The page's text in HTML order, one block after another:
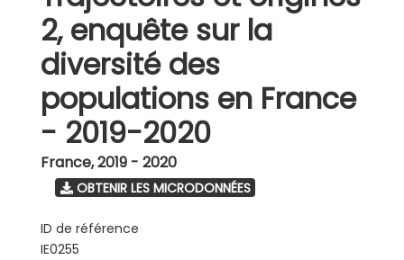
2, enquête sur la
diversité des
populations en France
- 2019-2020
France,2019 - 2020
OBTENIR LES MICRODONNÉES
ID de référence
IE0255